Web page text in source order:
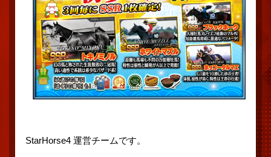
StarHorse4 運営チームです。